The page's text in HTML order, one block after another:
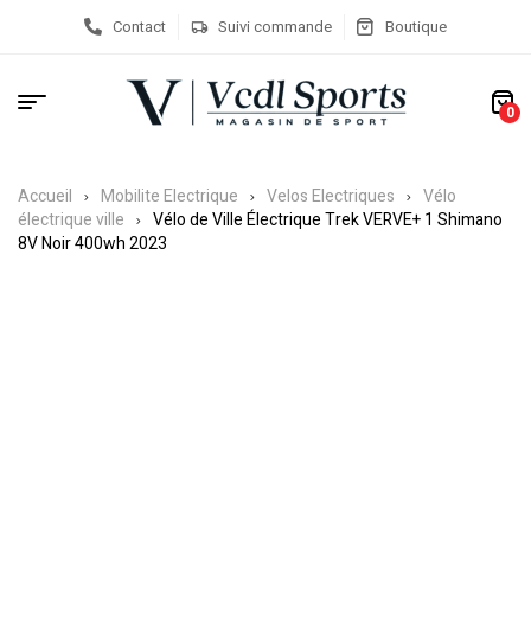
Contact Suivi commande Boutique
0
Accueil Mobilite Electrique Velos Electriques
Vélo
électrique ville
Vélo de Ville Électrique Trek VERVE+ 1 Shimano
8V Noir 400wh 2023